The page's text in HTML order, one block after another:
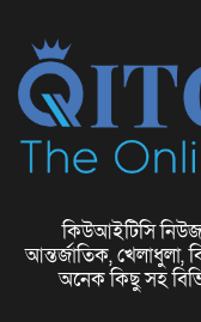
কিউআইটিসি নিউজ
আন্তর্জাতিক, খেলাধুলা,
অনেক কিছু সহ